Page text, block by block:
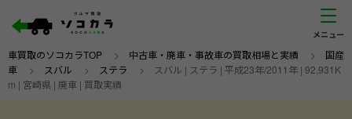
車買取のソコカラTOP > 中古車・廃車・事故車の買取相場と実績 > 国産
車 > スバル > ステラ >
スバル | ステラ | 平成23年/2011年 | 92,931K
m | 宮崎県 | 廃車 | 買取実績